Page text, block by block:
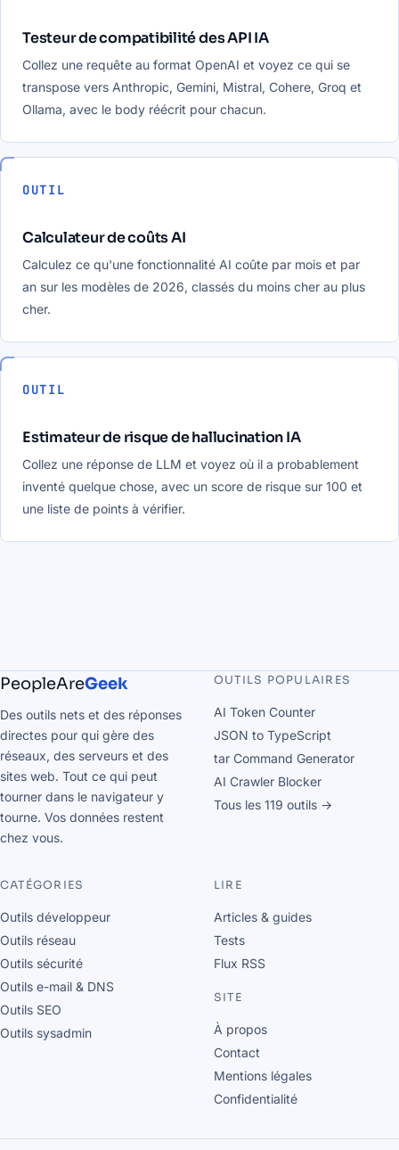
Testeur de compatibilité des API IA
Collez une requête au format OpenAI et voyez ce qui se
transpose vers Anthropic, Gemini, Mistral, Cohere, Groq et
Ollama, avec le body réécrit pour chacun.
OUTIL
Calculateur de coûts AI
Calculez ce qu'une fonctionnalité AI coûte par mois et par
an sur les modèles de 2026, classés du moins cher au plus
cher.
OUTIL
Estimateur de risque de hallucination IA
Collez une réponse de LLM et voyez où il a probablement
inventé quelque chose, avec un score de risque sur 100 et
une liste de points à vérifier.
PeopleAreGeek
Des outils nets et des réponses
directes pour qui gère des
réseaux, des serveurs et des
sites web. Tout ce qui peut
tourner dans le navigateur y
tourne. Vos données restent
chez vous.
OUTILS POPULAIRES
AI Token Counter
JSON to TypeScript
tar Command Generator
AI Crawler Blocker
Tous les 119 outils →
CATÉGORIES
Outils développeur
Outils réseau
Outils sécurité
Outils e-mail & DNS
Outils SEO
Outils sysadmin
LIRE
Articles & guides
Tests
Flux RSS
SITE
À propos
Contact
Mentions légales
Confidentialité